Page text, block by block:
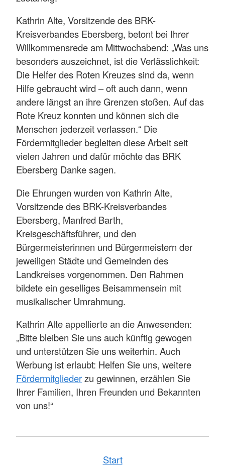
Kathrin Alte, Vorsitzende des BRK-
Kreisverbandes Ebersberg, betont bei Ihrer
Willkommensrede am Mittwochabend: „Was uns
besonders auszeichnet, ist die Verlässlichkeit:
Die Helfer des Roten Kreuzes sind da, wenn
Hilfe gebraucht wird – oft auch dann, wenn
andere längst an ihre Grenzen stoßen. Auf das
Rote Kreuz konnten und können sich die
Menschen jederzeit verlassen.“ Die
Fördermitglieder begleiten diese Arbeit seit
vielen Jahren und dafür möchte das BRK
Ebersberg Danke sagen.
Die Ehrungen wurden von Kathrin Alte,
Vorsitzende des BRK-Kreisverbandes
Ebersberg, Manfred Barth,
Kreisgeschäftsführer, und den
Bürgermeisterinnen und Bürgermeistern der
jeweiligen Städte und Gemeinden des
Landkreises vorgenommen. Den Rahmen
bildete ein geselliges Beisammensein mit
musikalischer Umrahmung.
Kathrin Alte appellierte an die Anwesenden:
„Bitte bleiben Sie uns auch künftig gewogen
und unterstützen Sie uns weiterhin. Auch
Werbung ist erlaubt: Helfen Sie uns, weitere
Fördermitgliederzu gewinnen, erzählen Sie
Ihrer Familien, Ihren Freunden und Bekannten
von uns!“
Start